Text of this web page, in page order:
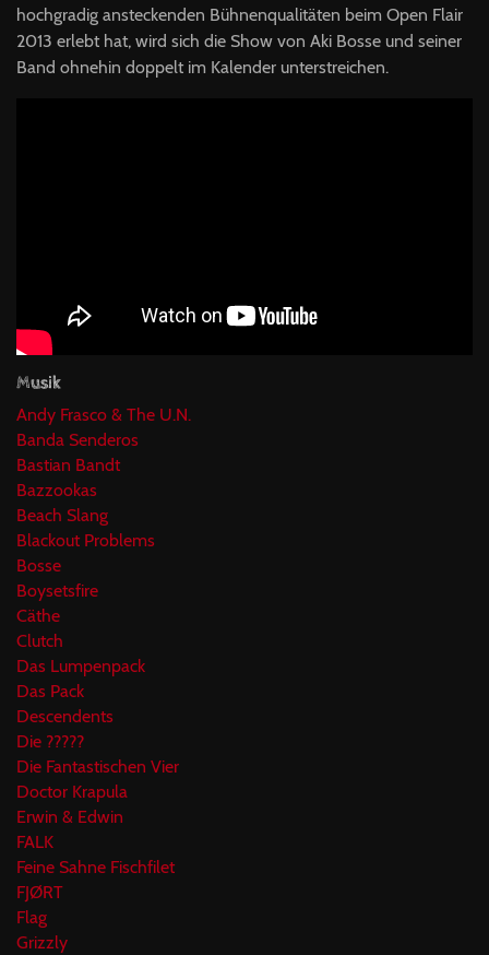
hochgradig ansteckenden Bühnenqualitäten beim Open Flair
2013 erlebt hat, wird sich die Show von Aki Bosse und seiner
Band ohnehin doppelt im Kalender unterstreichen.
Musik
Andy Frasco & The U.N.
Banda Senderos
Bastian Bandt
Bazzookas
Beach Slang
Blackout Problems
Bosse
Boysetsfire
Cäthe
Clutch
Das Lumpenpack
Das Pack
Descendents
Die ?????
Die Fantastischen Vier
Doctor Krapula
Erwin & Edwin
FALK
Feine Sahne Fischfilet
FJØRT
Flag
Grizzly